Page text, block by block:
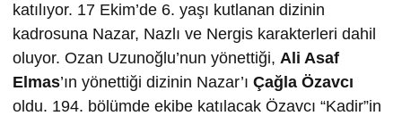
katılıyor. 17 Ekim’de 6. yaşı kutlanan dizinin
kadrosuna Nazar, Nazlı ve Nergis karakterleri dahil
oluyor. Ozan Uzunoğlu’nun yönettiği, Ali Asaf
Elmas’ın yönettiği dizinin Nazar’ı Çağla Özavcı
oldu. 194. bölümde ekibe katılacak Özavcı “Kadir”in